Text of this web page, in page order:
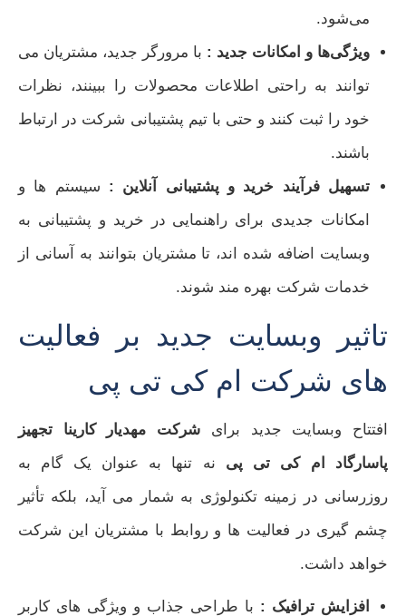
می‌شود.
ویژگی‌ها و امکانات جدید : با مرورگر جدید، مشتریان می‌
توانند به راحتی اطلاعات محصولات را ببینند، نظرات
خود را ثبت کنند و حتی با تیم پشتیبانی شرکت در ارتباط
باشند.
تسهیل فرآیند خرید و پشتیبانی آنلاین : سیستم ها و
امکانات جدیدی برای راهنمایی در خرید و پشتیبانی به
وبسایت اضافه شده‌ اند، تا مشتریان بتوانند به آسانی از
خدمات شرکت بهره‌ مند شوند.
تاثیر وبسایت جدید بر فعالیت‌
های شرکت ام کی تی پی
افتتاح وبسایت جدید برای شرکت مهدیار کارینا تجهیز
پاسارگاد ام کی تی پی نه تنها به‌ عنوان یک گام به‌
روزرسانی در زمینه تکنولوژی به‌ شمار می‌ آید، بلکه تأثیر
چشم‌ گیری در فعالیت‌ ها و روابط با مشتریان این شرکت
خواهد داشت.
افزایش ترافیک : با طراحی جذاب و ویژگی‌ های کاربر